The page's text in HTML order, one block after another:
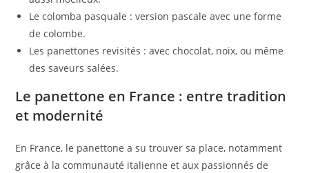
Le colomba pasquale : version pascale avec une forme
de colombe.
Les panettones revisités : avec chocolat, noix, ou même
des saveurs salées.
Le panettone en France : entre tradition
et modernité
En France, le panettone a su trouver sa place, notamment
grâce à la communauté italienne et aux passionnés de